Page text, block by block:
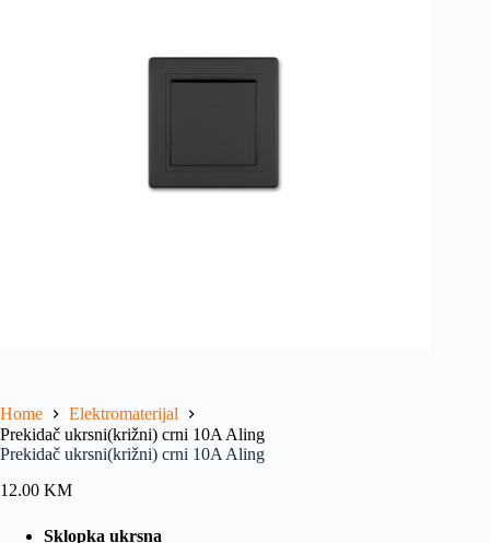
Home
Elektromaterijal
Prekidač ukrsni(križni) crni 10A Aling
Prekidač ukrsni(križni) crni 10A Aling
12.00 KM
Sklopka ukrsna